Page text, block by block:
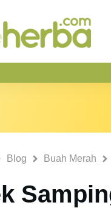
Blog Buah Merah